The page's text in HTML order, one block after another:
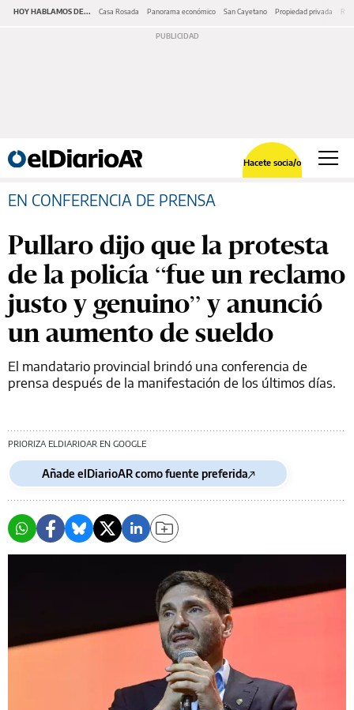
HOY HABLAMOS DE... Casa Rosada Panorama económico San Cayetano Propiedad privada
Hacete socia/o
EN CONFERENCIA DE PRENSA
Pullaro dijo que la protesta
de la policía “fue un reclamo
justo y genuino” y anunció
un aumento de sueldo
El mandatario provincial brindó una conferencia de
prensa después de la manifestación de los últimos días.
PRIORIZA ELDIARIOAR EN GOOGLE
Añade elDiarioAR como fuente preferida